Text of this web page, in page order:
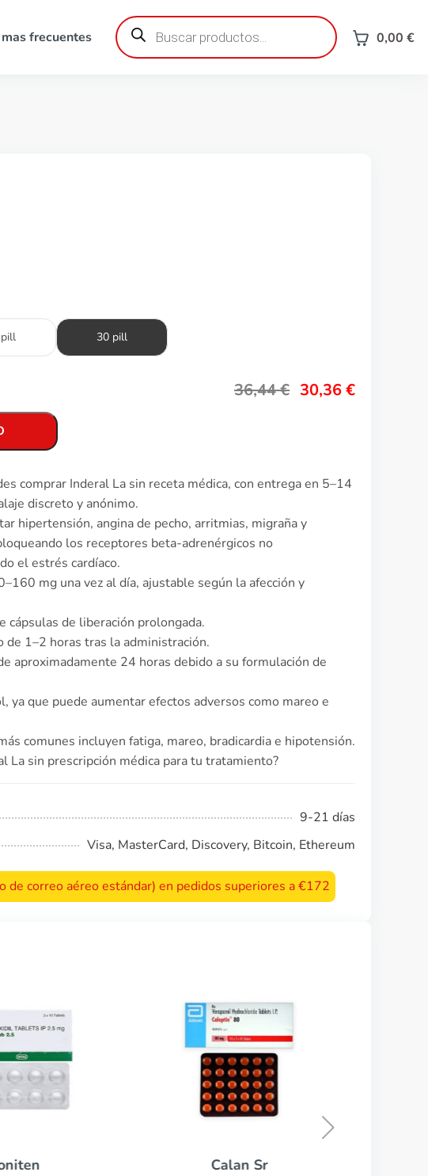
frecuentes
Búsqueda
de
productos 0,00 €
30 pill
36,44€ 30,36€
comprar Inderal La sin receta médica, con entrega en 5–14
discreto y anónimo.
hipertensión, angina de pecho, arritmias, migraña y
los receptores beta-adrenérgicos no
el estrés cardíaco.
mg una vez al día, ajustable según la afección y
cápsulas de liberación prolongada.
de 1–2 horas tras la administración.
aproximadamente 24 horas debido a su formulación de
ya que puede aumentar efectos adversos como mareo e
comunes incluyen fatiga, mareo, bradicardia e hipotensión.
La sin prescripción médica para tu tratamiento?
9-21 días
Visa, MasterCard, Discovery, Bitcoin, Ethereum
de correo aéreo estándar) en pedidos superiores a €172
Calan Sr